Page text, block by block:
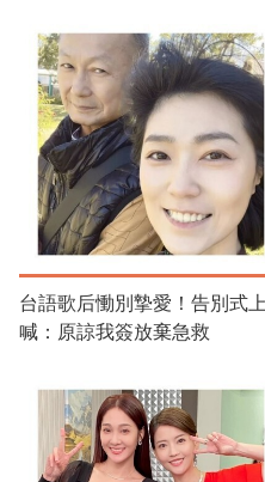
台語歌后慟別摯愛！告別式
喊：原諒我簽放棄急救